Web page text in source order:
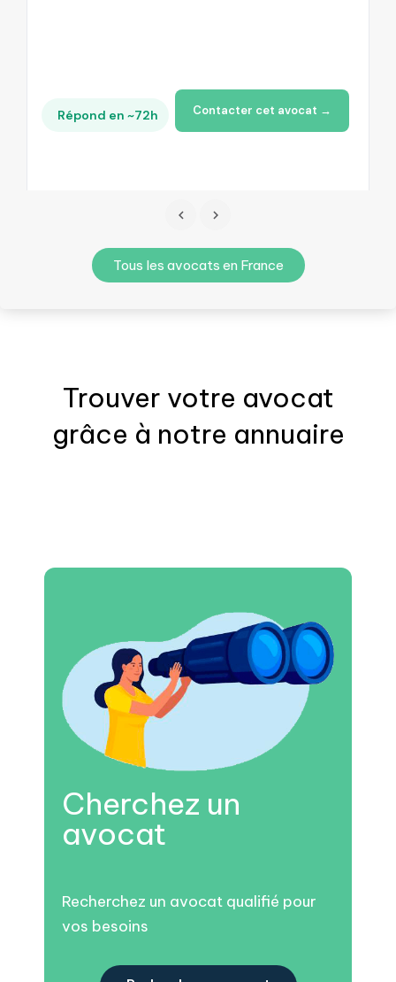
Répond en ~72h Contacter cet avocat →
Tous les avocats en France
Trouver votre avocat
grâce à notre annuaire
Cherchez un
avocat
Recherchez un avocat qualifié pour
vos besoins